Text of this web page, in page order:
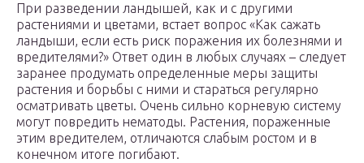
При разведении ландышей, как и с другими
растениями и цветами, встает вопрос «Как сажать
ландыши, если есть риск поражения их болезнями и
вредителями?» Ответ один в любых случаях – следует
заранее продумать определенные меры защиты
растения и борьбы с ними и стараться регулярно
осматривать цветы. Очень сильно корневую систему
могут повредить нематоды. Растения, пораженные
этим вредителем, отличаются слабым ростом и в
конечном итоге погибают.